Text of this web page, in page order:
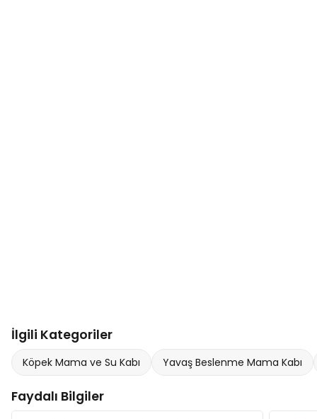
İlgili Kategoriler
Köpek Mama ve Su Kabı Yavaş Beslenme Mama Kabı
Faydalı Bilgiler